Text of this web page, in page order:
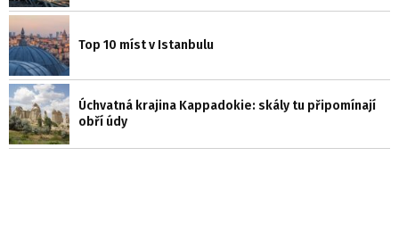
Top 10 míst v Istanbulu
Úchvatná krajina Kappadokie: skály tu připomínají
obří údy